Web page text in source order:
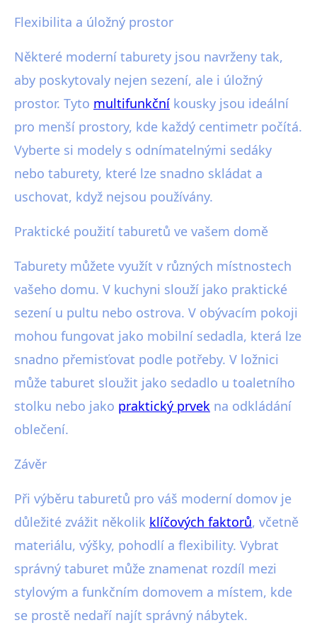
Flexibilita a úložný prostor
Některé moderní taburety jsou navrženy tak,
aby poskytovaly nejen sezení, ale i úložný
prostor. Tyto multifunkční kousky jsou ideální
pro menší prostory, kde každý centimetr počítá.
Vyberte si modely s odnímatelnými sedáky
nebo taburety, které lze snadno skládat a
uschovat, když nejsou používány.
Praktické použití taburetů ve vašem domě
Taburety můžete využít v různých místnostech
vašeho domu. V kuchyni slouží jako praktické
sezení u pultu nebo ostrova. V obývacím pokoji
mohou fungovat jako mobilní sedadla, která lze
snadno přemisťovat podle potřeby. V ložnici
může taburet sloužit jako sedadlo u toaletního
stolku nebo jako praktický prvek na odkládání
oblečení.
Závěr
Při výběru taburetů pro váš moderní domov je
důležité zvážit několik klíčových faktorů, včetně
materiálu, výšky, pohodlí a flexibility. Vybrat
správný taburet může znamenat rozdíl mezi
stylovým a funkčním domovem a místem, kde
se prostě nedaří najít správný nábytek.